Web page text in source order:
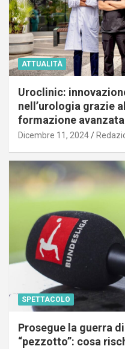
ATTUALITÀ
Uroclinic:
nell’urologia grazie
formazione avanzata
Dicembre 11, 2024
SPETTACOLO
Prosegue la guerra
“pezzotto”: cosa